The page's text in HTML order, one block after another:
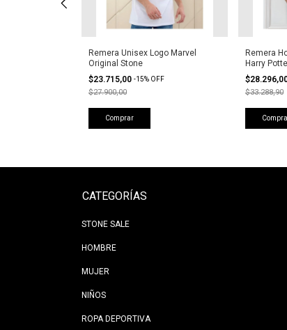
Remera Unisex Logo Marvel
Original Stone
$23.715,00 -15% OFF
$27.900,00
Comprar
Remera
Harry
$33.288,90
CATEGORÍAS
STONE SALE
HOMBRE
MUJER
NIÑOS
ROPA DEPORTIVA